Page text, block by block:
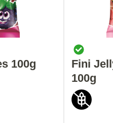
100g
Fini
100g